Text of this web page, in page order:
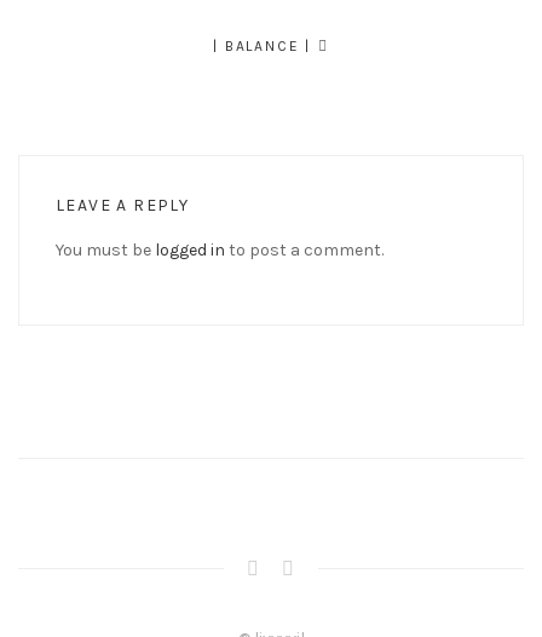
| BALANCE |
LEAVE A REPLY
You must be logged in to post a comment.